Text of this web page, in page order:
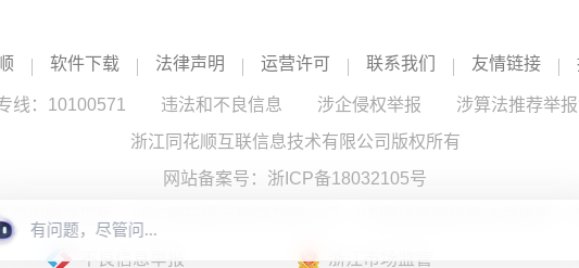
当
和
四
软件下载 法律声明 运营许可 联系我们 友情链接
线：10100571 违法和不良信息 涉企侵权举报 涉算法推荐举
浙江同花顺互联信息技术有限公司版权所有
网站备案号： 浙ICP备18032105号
咨询服务提供：浙江同花顺云软件有限公司 （中国证监会核发证书编号：
不良信息举报 浙江市场监管